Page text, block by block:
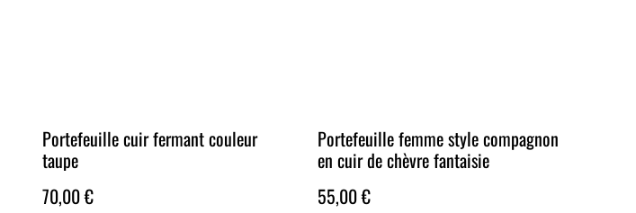
Portefeuille cuir fermant couleur
taupe
70,00 €
Portefeuille femme style compagnon
en cuir de chèvre fantaisie
55,00 €